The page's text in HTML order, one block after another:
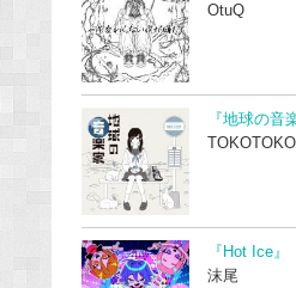
OtuQ
『地球の音
『Hot Ice』
沫尾